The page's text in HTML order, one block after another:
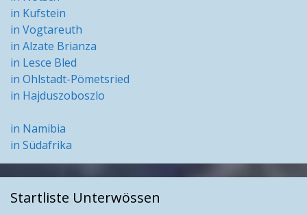
in Kufstein
in Vogtareuth
in Alzate Brianza
in Lesce Bled
in Ohlstadt-Pömetsried
in Hajduszoboszlo
in Namibia
in Südafrika
Startliste Unterwössen